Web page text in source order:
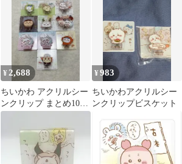
¥ 2,688
ちいかわ アクリルシー
ンクリップ まとめ10点
セット
¥983
ちいかわアクリルシー
ンクリップビスケット